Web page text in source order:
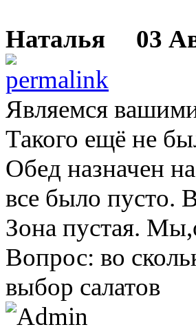
Наталья 03
Являемся
Такого ещё не
Обед назначен
все было пусто.
Зона пустая.
Вопрос: во
выбор салатов